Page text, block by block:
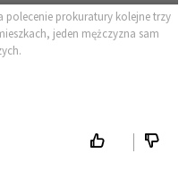
prokuratury kolejne trzy
jeden mężczyzna sam